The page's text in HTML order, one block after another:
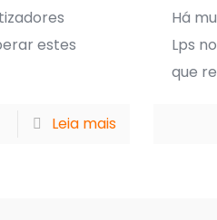
estes
Leia mais
Há
Lps
que